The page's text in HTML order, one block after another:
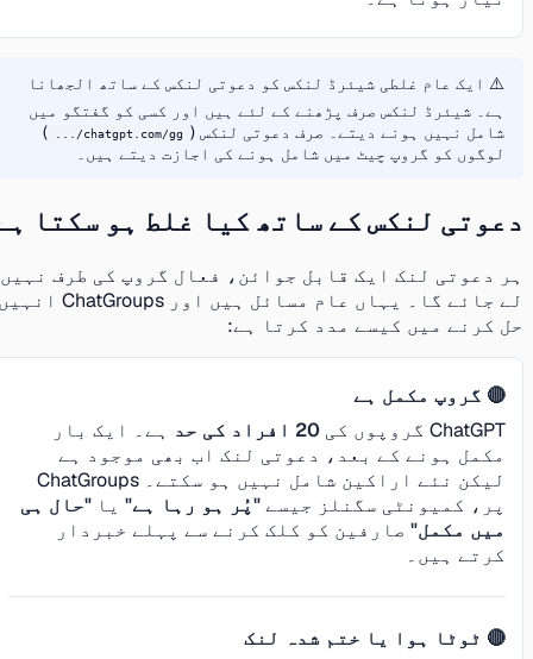
⚠️ ایک عام غلطی شیئرڈ لنکس کو دعوتی لنکس کے ساتھ الجھانا
ہے۔ شیئرڈ لنکس صرف پڑھنے کے لئے ہیں اور کسی کو گفتگو میں
شامل نہیں ہونے دیتے۔ صرف دعوتی لنکس ( chatgpt.com/gg/...
لوگوں کو گروپ چیٹ میں شامل ہونے کی اجازت دیتے ہیں۔
دعوتی لنکس کے ساتھ کیا غلط ہو سکتا ہے
ہر دعوتی لنک ایک قابل جوائن، فعال گروپ کی طرف نہیں
لے جائے گا۔ یہاں عام مسائل ہیں اور ChatGroups انہیں
حل کرنے میں کیسے مدد کرتا ہے:
🔴 گروپ مکمل ہے
ChatGPT گروپوں کی
20 افراد کی حد
ہے۔ ایک بار
مکمل ہونے کے بعد، دعوتی لنک اب بھی موجود ہے
لیکن نئے اراکین شامل نہیں ہو سکتے۔ ChatGroups
پر، کمیونٹی سگنلز جیسے"پُر ہو رہا ہے"یا"حال ہی
میں مکمل"صارفین کو کلک کرنے سے پہلے خبردار
کرتے ہیں۔
🔴 ٹوٹا ہوا یا ختم شدہ لنک